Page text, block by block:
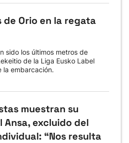
de Orio en la regata
sido los últimos metros de
de la Liga Eusko Label
la embarcación.
muestran su
Ansa, excluido del
“Nos resulta